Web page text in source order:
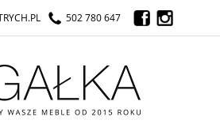
502 780 647